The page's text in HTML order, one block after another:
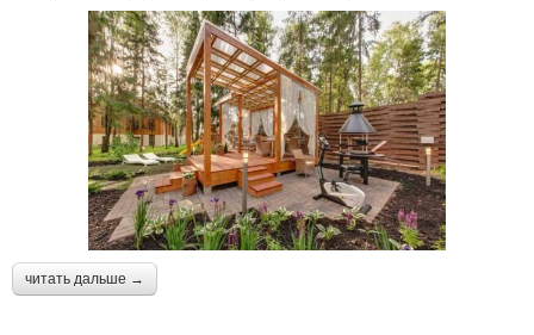
читать дальше →